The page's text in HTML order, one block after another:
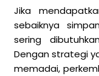
Jika
sebaiknya
sering
Dengan strategi
memadai,